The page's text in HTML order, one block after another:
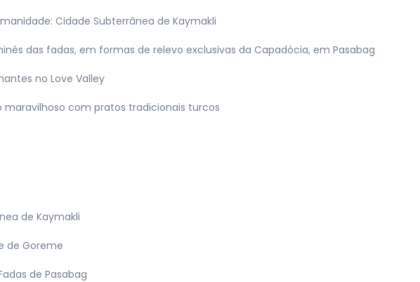
Cidade Subterrânea de Kaymakli
das fadas, em formas de relevo exclusivas da Capadócia, em Pasabag
no Love Valley
maravilhoso com pratos tradicionais turcos
de Kaymakli
de Goreme
de Pasabag